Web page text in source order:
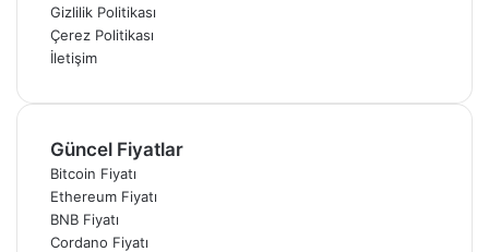
Gizlilik Politikası
Çerez Politikası
İletişim
Güncel Fiyatlar
Bitcoin Fiyatı
Ethereum Fiyatı
BNB Fiyatı
Cordano Fiyatı